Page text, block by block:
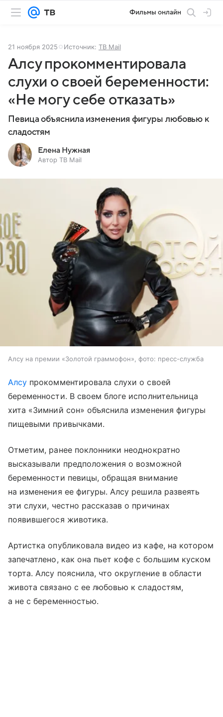
Фильмы онлайн
21 ноября 2025 Источник: ТВ Mail
Алсу прокомментировала
слухи о своей беременности:
«Не могу себе отказать»
Певица объяснила изменения фигуры любовью к
сладостям
Елена Нужная
Автор ТВ Mail
Алсу на премии «Золотой граммофон», фото: пресс-служба
Алсу прокомментировала слухи о своей
беременности. В своем блоге исполнительница
хита «Зимний сон» объяснила изменения фигуры
пищевыми привычками.
Отметим, ранее поклонники неоднократно
высказывали предположения о возможной
беременности певицы, обращая внимание
на изменения ее фигуры. Алсу решила развеять
эти слухи, честно рассказав о причинах
появившегося животика.
Артистка опубликовала видео из кафе, на котором
запечатлено, как она пьет кофе с большим куском
торта. Алсу пояснила, что округление в области
живота связано с ее любовью к сладостям,
а не с беременностью.